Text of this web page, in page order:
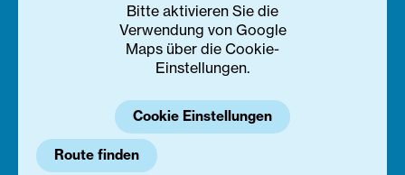
Bitte aktivieren Sie die
Verwendung von Google
Maps über die Cookie-
Einstellungen.
Cookie Einstellungen
Route finden